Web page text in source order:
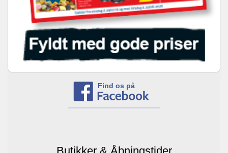
Find os på